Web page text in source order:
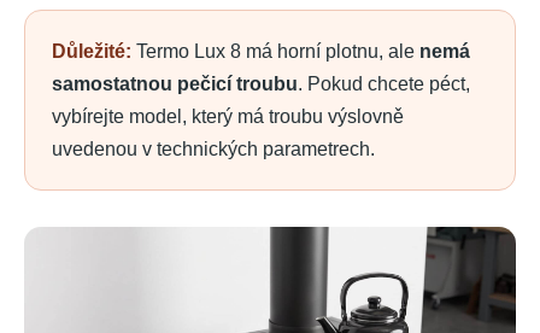
Důležité: Termo Lux 8 má horní plotnu, ale nemá
samostatnou pečicí troubu. Pokud chcete péct,
vybírejte model, který má troubu výslovně
uvedenou v technických parametrech.